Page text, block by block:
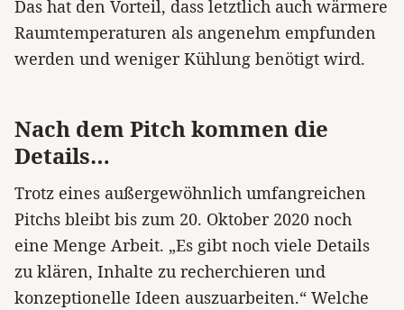
Das hat den Vorteil, dass letztlich auch wärmere
Raumtemperaturen als angenehm empfunden
werden und weniger Kühlung benötigt wird.
Nach dem Pitch kommen die
Details…
Trotz eines außergewöhnlich umfangreichen
Pitchs bleibt bis zum 20. Oktober 2020 noch
eine Menge Arbeit. „Es gibt noch viele Details
zu klären, Inhalte zu recherchieren und
konzeptionelle Ideen auszuarbeiten.“ Welche